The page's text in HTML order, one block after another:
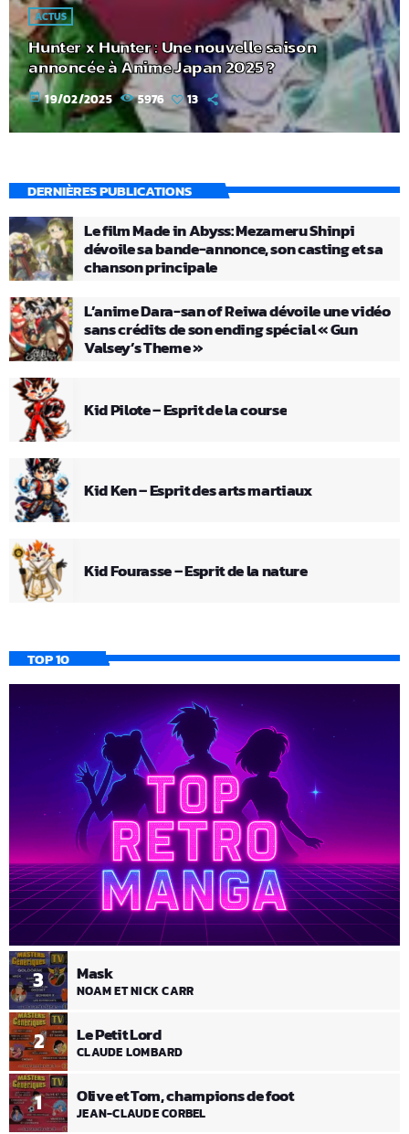
ACTUS
Hunter x Hunter : Une nouvelle saison
annoncée à Anime Japan 2025 ?
today 19/02/2025 5976 13
DERNIÈRES PUBLICATIONS
Le film Made in Abyss: Mezameru Shinpi
dévoile sa bande-annonce, son casting et sa
chanson principale
L’anime Dara-san of Reiwa dévoile une vidéo
sans crédits de son ending spécial « Gun
Valsey’s Theme »
Kid Pilote – Esprit de la course
Kid Ken – Esprit des arts martiaux
Kid Fourasse – Esprit de la nature
TOP 10
1 Olive et Tom, champions de foot
JEAN-CLAUDE CORBEL
2 Le Petit Lord
CLAUDE LOMBARD
3 Mask
NOAM ET NICK CARR